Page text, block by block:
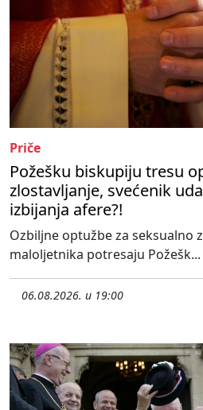
Priče
Požešku biskupiju tresu
zlostavljanje, svećenik
izbijanja afere?!
Ozbiljne optužbe za seksualno
maloljetnika potresaju Požešk...
06.08.2026. u 19:00